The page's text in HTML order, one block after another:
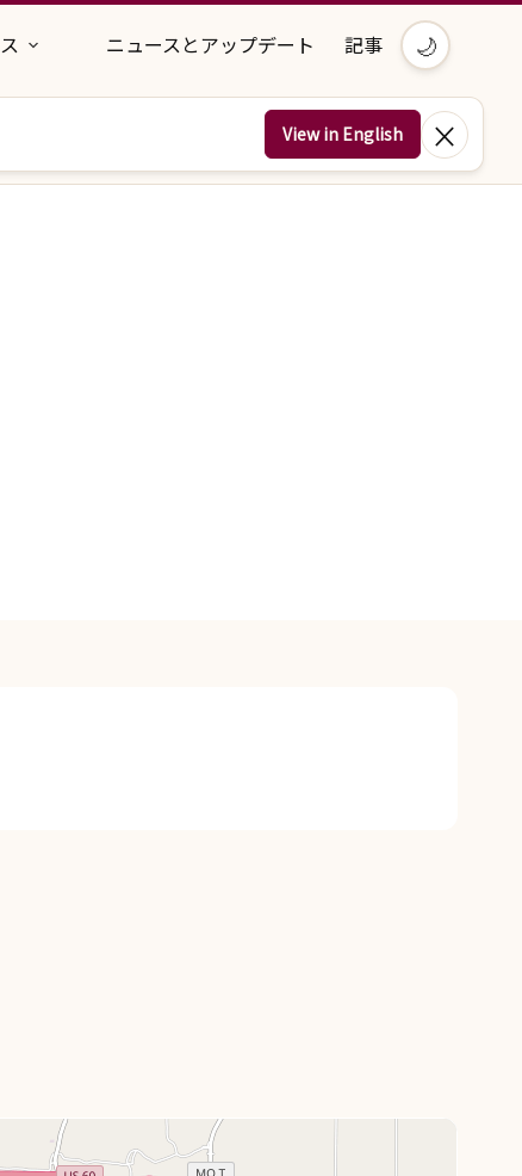
ニュースとアップデート 記事 🌙
View in English ×